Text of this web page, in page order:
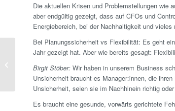
Die aktuellen Krisen und Problem­stellungen wie
aber endgültig gezeigt, dass auf CFOs und
Energiebereich, bei der Nachhaltigkeit und vieles
Bei Planungssicherheit vs Flexibilität: Es geht
Jahr gezeigt hat. Aber wie bereits gesagt:
Birgit Stöber: Wir haben in unserem Business
Unsicherheit braucht es Manager:innen, die
Unsicherheit, seien sie im Nachhinein richtig
Es braucht eine gesunde, vorwärts gerichtete
Nachlese: 6.GRC –
Jahrestagung